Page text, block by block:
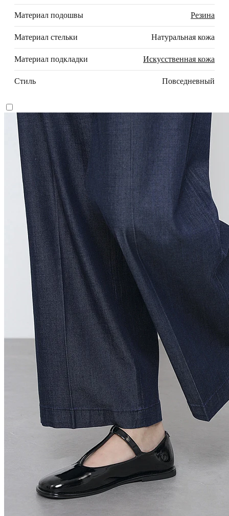
Материал подошвы Резина
Материал стельки Натуральная кожа
Материал подкладки Искусственная кожа
Стиль Повседневный